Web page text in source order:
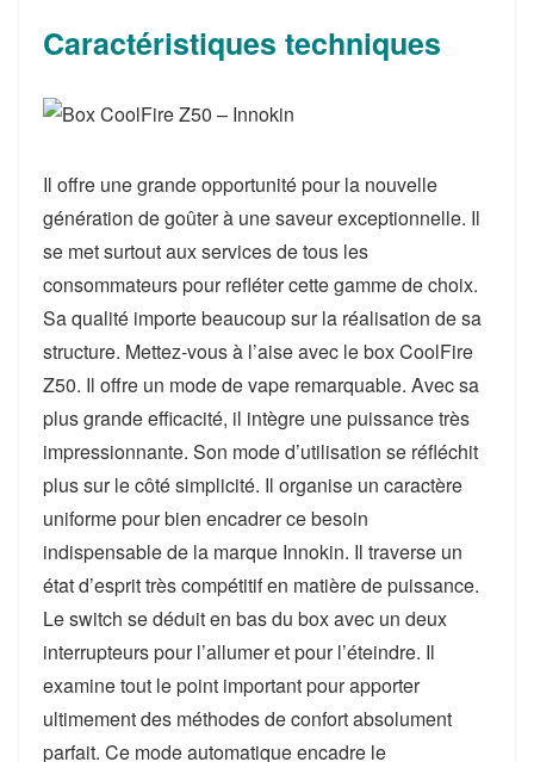
Caractéristiques techniques
Il offre une grande opportunité pour la nouvelle
génération de goûter à une saveur exceptionnelle. Il
se met surtout aux services de tous les
consommateurs pour refléter cette gamme de choix.
Sa qualité importe beaucoup sur la réalisation de sa
structure. Mettez-vous à l’aise avec le box CoolFire
Z50. Il offre un mode de vape remarquable. Avec sa
plus grande efficacité, il intègre une puissance très
impressionnante. Son mode d’utilisation se réfléchit
plus sur le côté simplicité. Il organise un caractère
uniforme pour bien encadrer ce besoin
indispensable de la marque Innokin. Il traverse un
état d’esprit très compétitif en matière de puissance.
Le switch se déduit en bas du box avec un deux
interrupteurs pour l’allumer et pour l’éteindre. Il
examine tout le point important pour apporter
ultimement des méthodes de confort absolument
parfait. Ce mode automatique encadre le